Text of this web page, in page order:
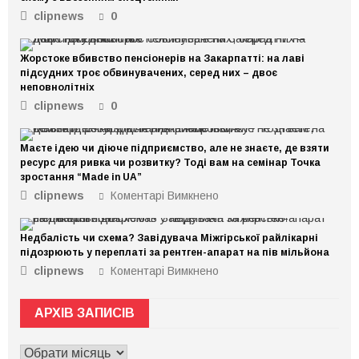
clipnews 0
Жорстоке вбивство пенсіонерів на Закарпатті: на лаві
підсудних троє обвинувачених, серед них – двоє
неповнолітніх
clipnews 0
Маєте ідею чи діюче підприємство, але не знаєте, де взяти
ресурс для ривка чи розвитку? Тоді вам на семінар Точка
зростання “Made in UA”
clipnews Коментарі Вимкнено
ідею
чи
діюче
Недбалість чи схема? Завідувача Міжгірської райлікарні
підозрюють у переплаті за рентген-апарат на пів мільйона
clipnews Коментарі Вимкнено
АРХІВ ЗАПИСІВ
АРХІВ